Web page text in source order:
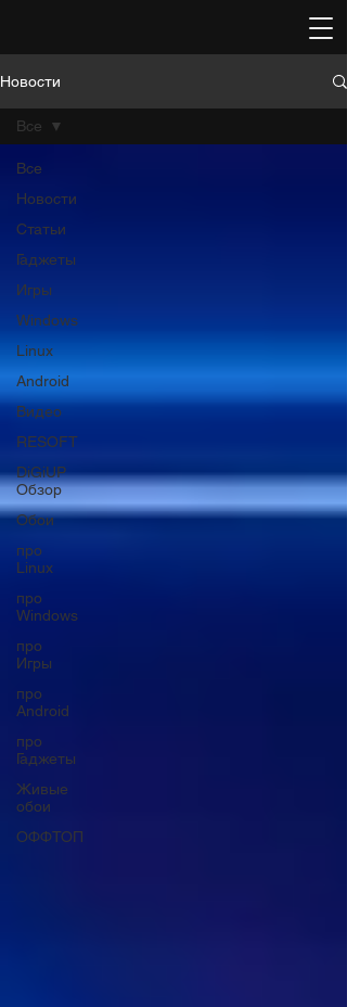
Новости
Все
Новости
Статьи
Гаджеты
Игры
Windows
Linux
Android
Видео
RESOFT
DiGiUP
Обзор
Обои
про
Linux
про
Windows
про
Игры
про
Android
про
Гаджеты
Живые
обои
ОФФТОП
Все